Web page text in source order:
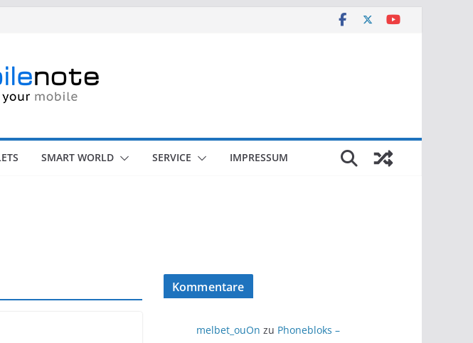
SMART WORLD SERVICE IMPRESSUM
Kommentare
melbet_ouOn zu Phonebloks –